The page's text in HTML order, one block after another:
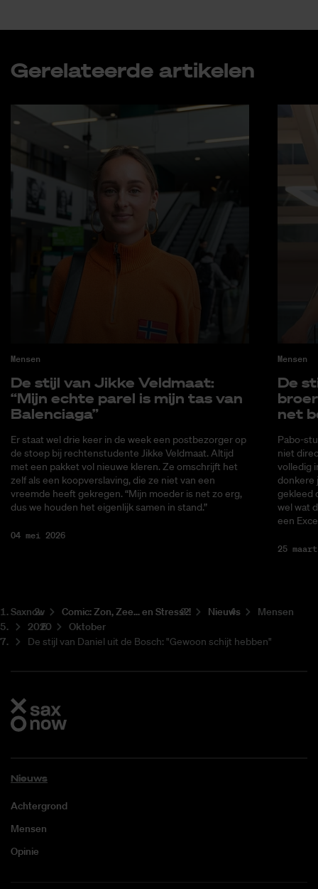
Ge­re­la­teer­de ar­ti­ke­len
Mensen
De stijl van Jik­ke Veld­maat:
“Mijn ech­te pa­rel is mijn tas van
Ba­len­cia­ga”
Er staat wel drie keer in de week een postbezorger op
de stoep bij rechtenstudente Jikke Veldmaat. Altijd
met een pakket vol nieuwe kleren. Ze omschrijft het
zelf als een koopverslaving, die ze niet van een
vreemde heeft gekregen. “Mijn moeder is net zo erg,
dus we houden het eigenlijk samen in stand.”
04 mei 2026
Mensen
De
net
Pabo-
niet
volledig
donkere
gekleed
wel wat
een
25
Saxnow Co­mic: Zon, Zee... en Stress?! Nieuws
Mensen
2020
Oktober
De stijl van Daniel uit de Bosch: "Gewoon schijt hebben"
Nieuws
Achtergrond
Mensen
Opinie